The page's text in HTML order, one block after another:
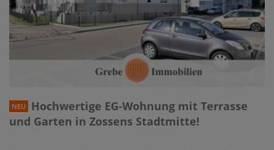
NEU
Hochwertige EG-Wohnung mit Terrasse
und Garten in Zossens Stadtmitte!